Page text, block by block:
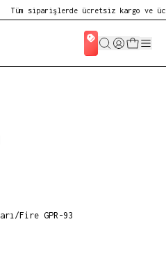
Tüm siparişlerde ücretsiz kargo ve
/Fire GPR-93